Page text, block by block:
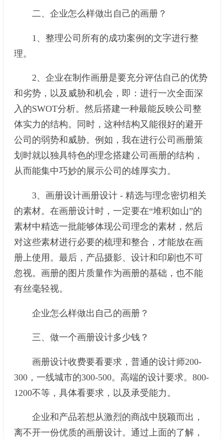
二、企业怎么样做出自己的画册？
1、整理公司所有的成功案例的文字进行整
理。
2、企业在制作画册是要充分评估自己的优势
和劣势，以及威胁和机会，即：进行一次全面深
入的SWOT分析。然后搭建一种最能反映公司整
体实力的结构。同时，这种结构又能很好的避开
公司的弱势和威胁。例如，我在进行公司画册策
划时就以独具特色的理念搭建公司画册的结构，
从而能集中巧妙的展示公司的雄厚实力。
3、画册设计画册设计 - 精选与理念密切相关
的素材。在画册设计时，一定要在“堆积如山”的
素材中精选一批能够体现公司理念的素材，然后
对这些素材进行必要的梳理和整合，才能放在画
册上使用。最后，产品摄影、设计和印刷也不可
忽视。画册的图片质量作为画册的基础，也不能
有丝毫轻视。
企业怎么样做出自己的画册？
三、做一个画册设计多少钱？
画册设计收费要看要求，普通的设计师200-
300，一线城市的300-500。高端的设计要求。800-
1200不等，具体看要求，以及承受能力。
企业和产品若想从激烈的商战中脱颖而出，
离不开一份优质的画册设计。通过上面的了解，